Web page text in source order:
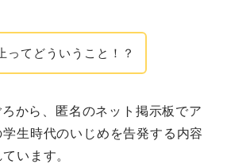
ってどういうこと！？
から、匿名のネット掲示板でア
生時代のいじめを告発する内容
います。